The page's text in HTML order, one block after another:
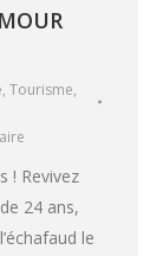
, Tourisme,
! Revivez
24 ans,
le